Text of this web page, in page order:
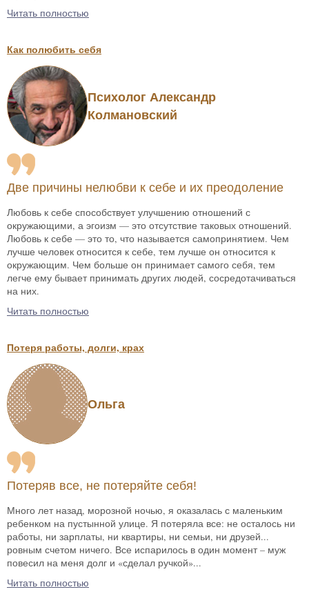
Читать полностью
Как полюбить себя
Психолог Александр
Колмановский
Две причины нелюбви к себе и их преодоление
Любовь к себе способствует улучшению отношений с
окружающими, а эгоизм — это отсутствие таковых отношений.
Любовь к себе — это то, что называется самопринятием. Чем
лучше человек относится к себе, тем лучше он относится к
окружающим. Чем больше он принимает самого себя, тем
легче ему бывает принимать других людей, сосредотачиваться
на них.
Читать полностью
Потеря работы, долги, крах
Ольга
Потеряв все, не потеряйте себя!
Много лет назад, морозной ночью, я оказалась с маленьким
ребенком на пустынной улице. Я потеряла все: не осталось ни
работы, ни зарплаты, ни квартиры, ни семьи, ни друзей...
ровным счетом ничего. Все испарилось в один момент – муж
повесил на меня долг и «сделал ручкой»...
Читать полностью